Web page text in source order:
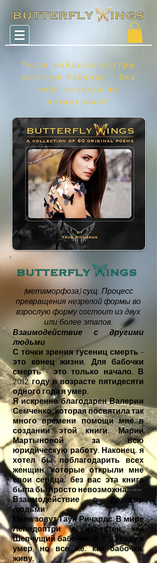
«если найдешь внутри
золотую бабочку - без
тебя никогда не
останешься»
(метаморфоза) сущ. Процесс
превращения незрелой формы во
взрослую форму состоит из двух
или более этапов.
Взаимодействие с другими
людьми
С точки зрения гусениц смерть -
это конец жизни. Для бабочки
смерть - это только начало. В
2012 году в возрасте пятидесяти
одного года я умер.
Я искренне благодарен Валерии
Семченко, которая посвятила так
много времени помощи мне в
создании этой книги. Марии
Мартыновой за всю
юридическую работу. Наконец, я
хотел бы поблагодарить всех
женщин, которые открыли мне
свои сердца, без вас эта книга
была бы просто невозможна.
Взаимодействие с другими
людьми
Меня зовут Таун Ричардс. В мире
Лепидоптри я известен как
Шепчущий бабочек. В 2012 году я
умер, но все же, как бабочка,
живу.